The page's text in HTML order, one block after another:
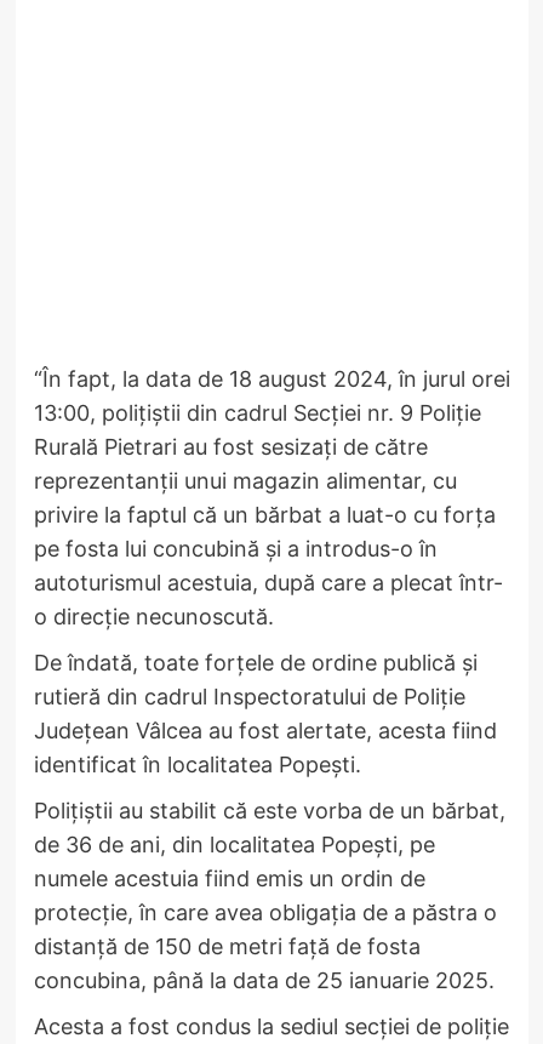
“În fapt, la data de 18 august 2024, în jurul orei
13:00, polițiștii din cadrul Secției nr. 9 Poliție
Rurală Pietrari au fost sesizați de către
reprezentanții unui magazin alimentar, cu
privire la faptul că un bărbat a luat-o cu forța
pe fosta lui concubină și a introdus-o în
autoturismul acestuia, după care a plecat într-
o direcție necunoscută.
De îndată, toate forțele de ordine publică și
rutieră din cadrul Inspectoratului de Poliție
Județean Vâlcea au fost alertate, acesta fiind
identificat în localitatea Popești.
Polițiștii au stabilit că este vorba de un bărbat,
de 36 de ani, din localitatea Popești, pe
numele acestuia fiind emis un ordin de
protecție, în care avea obligația de a păstra o
distanță de 150 de metri față de fosta
concubina, până la data de 25 ianuarie 2025.
Acesta a fost condus la sediul secției de poliție